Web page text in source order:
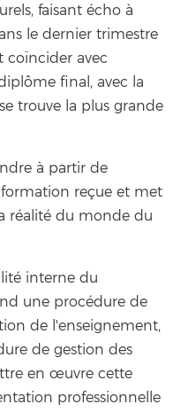
faisant écho à
le dernier trimestre
coïncider avec
final, avec la
trouve la plus grande
à partir de
reçue et met
réalité du monde du
interne du
une procédure de
de l'enseignement,
de gestion des
en œuvre cette
professionnelle